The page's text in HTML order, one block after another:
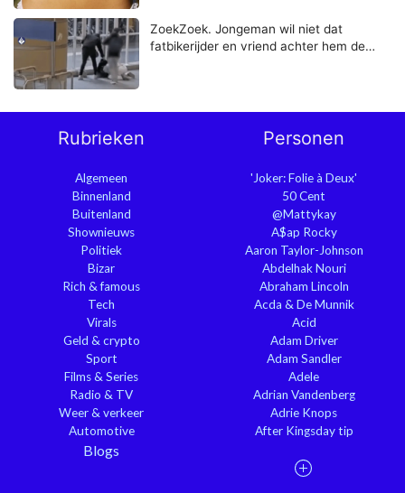
ZoekZoek. Jongeman wil niet dat
fatbikerijder en vriend achter hem de…
Rubrieken
Algemeen
Binnenland
Buitenland
Shownieuws
Politiek
Bizar
Rich & famous
Tech
Virals
Geld & crypto
Sport
Films & Series
Radio & TV
Weer & verkeer
Automotive
Blogs
Personen
'Joker: Folie à Deux'
50 Cent
@Mattykay
A$ap Rocky
Aaron Taylor-Johnson
Abdelhak Nouri
Abraham Lincoln
Acda & De Munnik
Acid
Adam Driver
Adam Sandler
Adele
Adrian Vandenberg
Adrie Knops
After Kingsday tip